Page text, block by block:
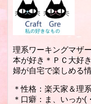
理系ワーキングマザ
本が好き＊ＰＣ大好
婦が自宅で楽しめる
＊性格：楽天家＆理
＊口癖：ま、いっか(